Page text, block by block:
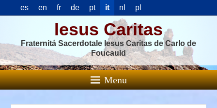
es en fr de pt it nl pl
Iesus Caritas
Fraternitá Sacerdotale Iesus Caritas de Carlo de
Foucauld
Menu